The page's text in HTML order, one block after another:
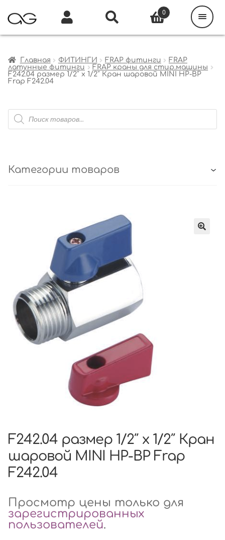
Главная ФИТИНГИ FRAP фитинги
FRAP
латунные фитинги
FRAP краны для стир.машины
F242.04 размер 1/2″ x 1/2″ Кран шаровой MINI НР-ВР
Frap F242.04
Поиск
товаров
Категории товаров
F242.04 размер 1/2″ x 1/2″ Кран
шаровой MINI НР-ВР Frap
F242.04
Просмотр цены только для
зарегистрированных
пользователей.
0